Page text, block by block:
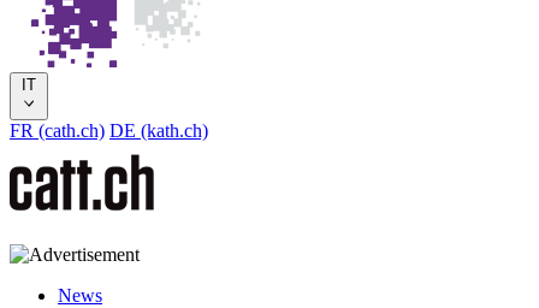
IT
FR (cath.ch) DE (kath.ch)
News